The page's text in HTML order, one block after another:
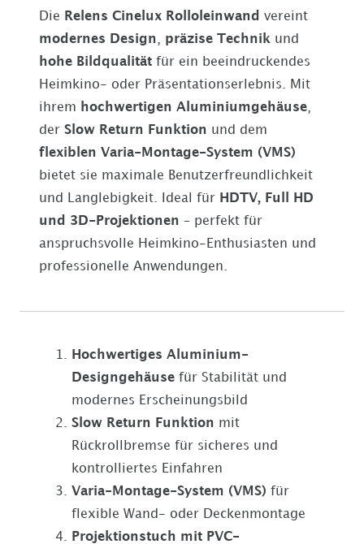
Die Relens Cinelux Rolloleinwand vereint
modernes Design
präzise Technik und
hohe Bildqualität für ein beeindruckendes
Heimkino- oder Präsentationserlebnis. Mit
ihrem hochwertigen Aluminiumgehäuse
der Slow Return Funktion und dem
flexiblen Varia-Montage-System (VMS)
bietet sie maximale Benutzerfreundlichkeit
und Langlebigkeit. Ideal für HDTV, Full HD
und 3D-Projektionen – perfekt für
anspruchsvolle Heimkino-Enthusiasten und
professionelle Anwendungen.
Hochwertiges Aluminium-
Designgehäuse für Stabilität und
modernes Erscheinungsbild
Slow Return Funktion mit
Rückrollbremse für sicheres und
kontrolliertes Einfahren
Varia-Montage-System (VMS) für
flexible Wand- oder Deckenmontage
Projektionstuch mit PVC-